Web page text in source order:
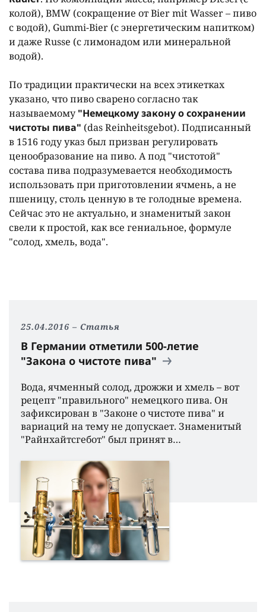
колой), BMW (сокращение от Bier mit Wasser – пиво
с водой), Gummi-Bier (с энергетическим напитком)
и даже Russe (с лимонадом или минеральной
водой).
По традиции практически на всех этикетках
указано, что пиво сварено согласно так
называемому "Немецкому закону о сохранении
чистоты пива" (das Reinheitsgebot). Подписанный
в 1516 году указ был призван регулировать
ценообразование на пиво. А под "чистотой"
состава пива подразумевается необходимость
использовать при приготовлении ячмень, а не
пшеницу, столь ценную в те голодные времена.
Сейчас это не актуально, и знаменитый закон
свели к простой, как все гениальное, формуле
"солод, хмель, вода".
25.04.2016 Статья
В Германии отметили 500-летие
"Закона о чистоте пива"
Вода, ячменный солод, дрожжи и хмель – вот
рецепт "правильного" немецкого пива. Он
зафиксирован в "Законе о чистоте пива" и
вариаций на тему не допускает. Знаменитый
"Райнхайтсгебот" был принят в…